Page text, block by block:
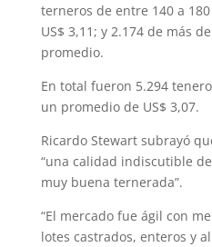
terneros de entre 140 a
US$ 3,11; y 2.174 de más
promedio.
En total fueron 5.294
un promedio de US$ 3,07.
Ricardo Stewart subrayó
“una calidad indiscutible
muy buena ternerada”.
“El mercado fue ágil con
lotes castrados, enteros y